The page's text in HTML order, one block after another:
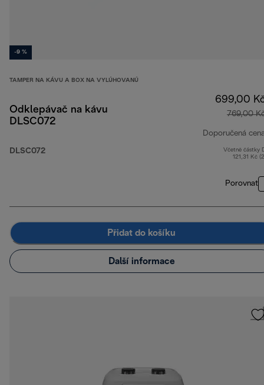
-9 %
TAMPER NA KÁVU A BOX NA VYLÚHOVANÚ
Odklepávač na kávu
DLSC072
DLSC072
699,00
769,00
Doporučená
Včetně částky
121,31 Kč
Porovnat
Přidat do košíku
Další informace